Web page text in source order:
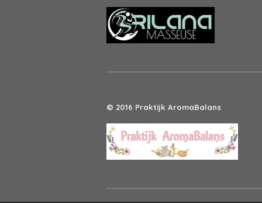
© 2016 Praktijk AromaBalans